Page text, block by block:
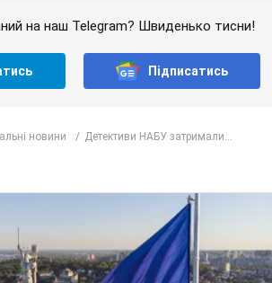
на наш Telegram? Швиденько тисни!
Підписатись
новини Детективи НАБУ затримали...